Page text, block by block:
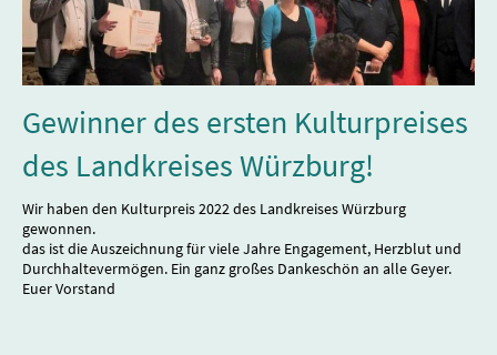
Gewinner des ersten Kulturpreises
des Landkreises Würzburg!
Wir haben den Kulturpreis 2022 des Landkreises Würzburg
gewonnen.
das ist die Auszeichnung für viele Jahre Engagement, Herzblut und
Durchhaltevermögen. Ein ganz großes Dankeschön an alle Geyer.
Euer Vorstand